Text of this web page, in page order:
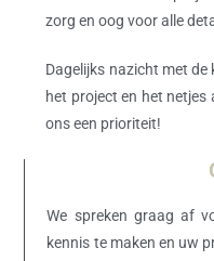
zorg en oog voor alle
Dagelijks nazicht met de
het project en het
ons een prioriteit!
We spreken graag af
kennis te maken en uw